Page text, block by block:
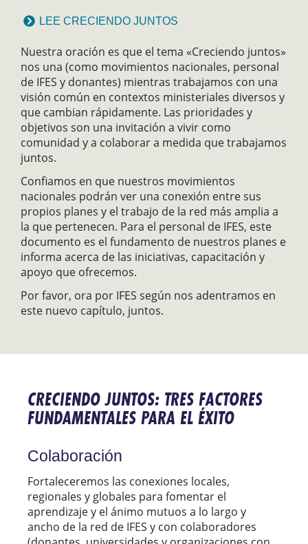
LEE CRECIENDO JUNTOS
Nuestra oración es que el tema «Creciendo juntos»
nos una (como movimientos nacionales, personal
de IFES y donantes) mientras trabajamos con una
visión común en contextos ministeriales diversos y
que cambian rápidamente. Las prioridades y
objetivos son una invitación a vivir como
comunidad y a colaborar a medida que trabajamos
juntos.
Confiamos en que nuestros movimientos
nacionales podrán ver una conexión entre sus
propios planes y el trabajo de la red más amplia a
la que pertenecen. Para el personal de IFES, este
documento es el fundamento de nuestros planes e
informa acerca de las iniciativas, capacitación y
apoyo que ofrecemos.
Por favor, ora por IFES según nos adentramos en
este nuevo capítulo, juntos.
CRECIENDO JUNTOS: TRES FACTORES
FUNDAMENTALES PARA EL ÉXITO
Colaboración
Fortaleceremos las conexiones locales,
regionales y globales para fomentar el
aprendizaje y el ánimo mutuos a lo largo y
ancho de la red de IFES y con colaboradores